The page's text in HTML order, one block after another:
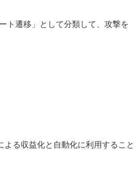
ト遷移」として分類して、攻撃を
る収益化と自動化に利用すること